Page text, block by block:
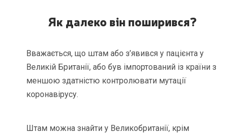
Як далеко він поширився?
Вважається, що штам або з’явився у пацієнта у
Великій Британії, або був імпортований із країни з
меншою здатністю контролювати мутації
коронавірусу.
Штам можна знайти у Великобританії, крім